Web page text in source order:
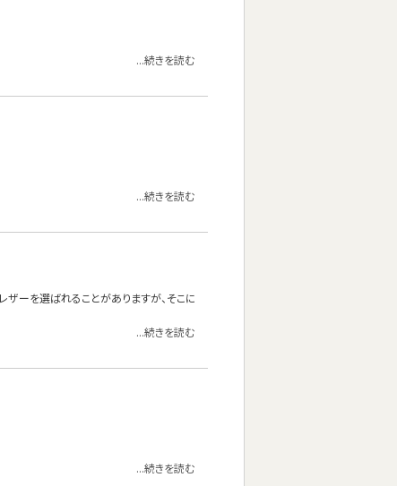
...続きを読む
...続きを読む
ザーを選ばれることがありますが、そこに
...続きを読む
...続きを読む